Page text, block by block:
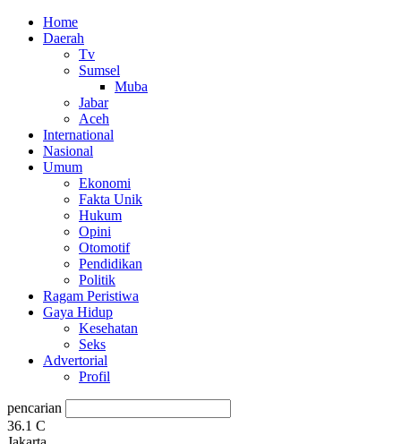
Home
Daerah
Tv
Sumsel
Muba
Jabar
Aceh
International
Nasional
Umum
Ekonomi
Fakta Unik
Hukum
Opini
Otomotif
Pendidikan
Politik
Ragam Peristiwa
Gaya Hidup
Kesehatan
Seks
Advertorial
Profil
pencarian
36.1 C